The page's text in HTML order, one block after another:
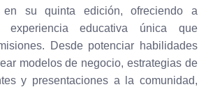
en su quinta edición, ofreciendo a
experiencia educativa única que
Desde potenciar habilidades
modelos de negocio, estrategias de
y presentaciones a la comunidad,